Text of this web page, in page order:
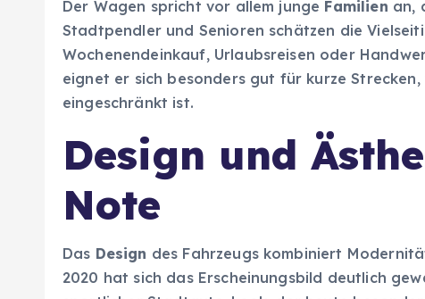
Der Wagen spricht vor allem junge Familien an,
Stadtpendler und Senioren schätzen die
Wochenendeinkauf, Urlaubsreisen oder
eignet er sich besonders gut für kurze
eingeschränkt ist.
Design und
Note
Das Design des Fahrzeugs kombiniert
2020 hat sich das Erscheinungsbild deutlich